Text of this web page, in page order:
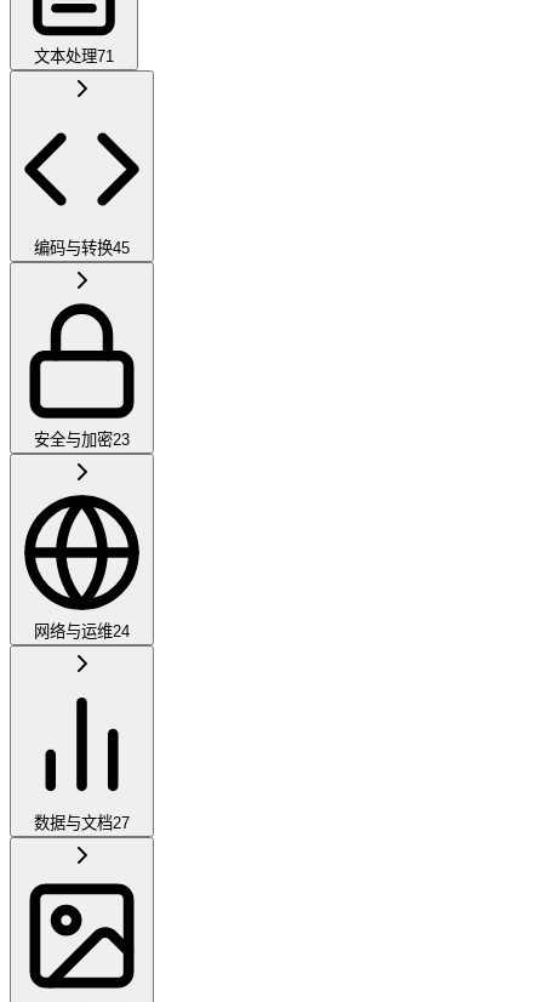
文本处理71
编码与转换45
安全与加密23
网络与运维24
数据与文档27